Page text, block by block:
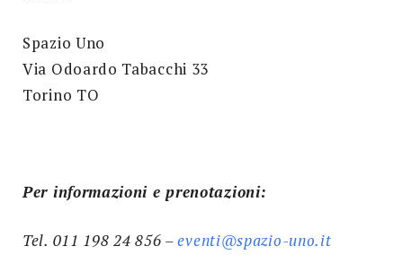
Spazio Uno
Via Odoardo Tabacchi 33
Torino TO
Per informazioni e prenotazioni:
Tel. 011 198 24 856 –eventi@spazio-uno.it